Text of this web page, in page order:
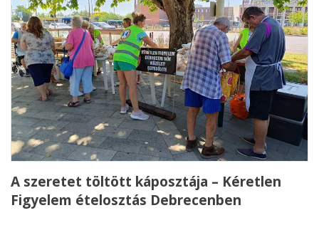
A szeretet töltött káposztája – Kéretlen
Figyelem ételosztás Debrecenben